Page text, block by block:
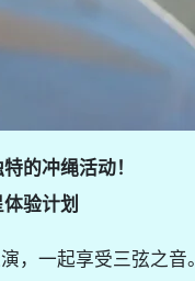
的冲绳活动！
验计划
，一起享受三弦之音。